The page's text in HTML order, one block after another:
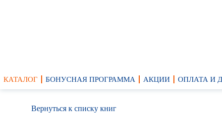
КАТАЛОГ БОНУСНАЯ ПРОГРАММА АКЦИИ ОПЛАТА И
Вернуться к списку книг